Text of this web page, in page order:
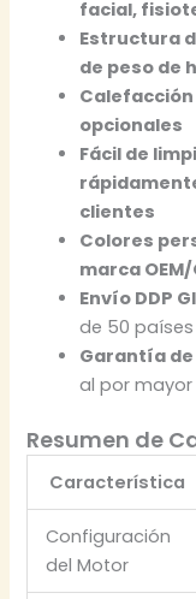
facial,
Estructura
de peso de
opcionales
Fácil de
clientes
Colores
marca OEM/
Envío DDP
de 50 países
Garantía de
al por mayor
Resumen de
Característica
Configuración
del Motor